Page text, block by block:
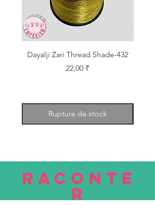
Dayalji Zari Thread Shade-432
Prix
22,00 ₹
Rupture de stock
RACONTE
R